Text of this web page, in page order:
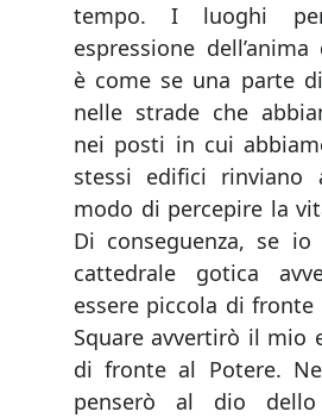
tempo. I luoghi
espressione
è come se una parte
nelle strade che
nei posti in cui
stessi edifici rinviano
modo di percepire la
Di conseguenza, se
cattedrale gotica
essere piccola di
Square avvertirò il mio
di fronte al Potere.
penserò al dio